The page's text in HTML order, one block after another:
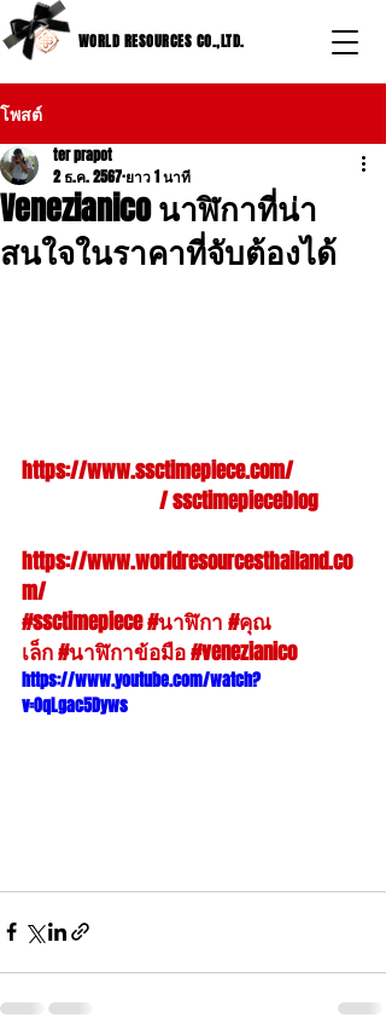
WORLD RESOURCES CO.,LTD.
โพสต์
Venezianico นาฬิกาที่น่า
สนใจในราคาที่จับต้องได้
ter prapot
2 ธ.ค. 2567 ยาว 1 นาที
https://www.ssctimepiece.com/
/ ssctimepieceblog
https://www.worldresourcesthailand.co
m/ ด้วยคร้าบบ มาชมนาฬิกากันได้
#ssctimepiece#นาฬิกา #คุณ
เล็ก#นาฬิกาข้อมือ#venezianico
https://www.youtube.com/watch?
v=OqLgac5Dyws